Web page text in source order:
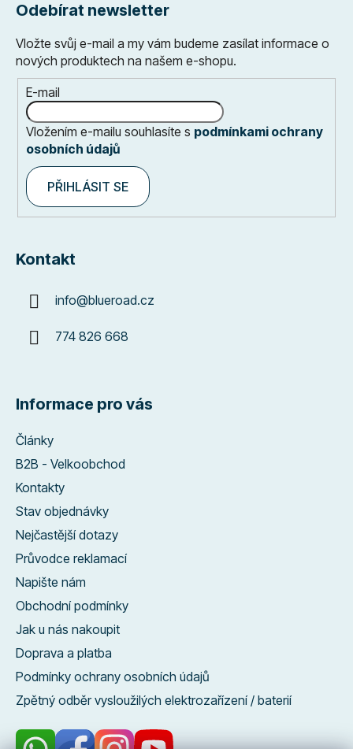
Odebírat newsletter
Vložte svůj e-mail a my vám budeme zasílat informace o
nových produktech na našem e-shopu.
E-mail
Vložením e-mailu souhlasíte s podmínkami ochrany
osobních údajů
PŘIHLÁSIT SE
Kontakt
info@blueroad.cz
774 826 668
Informace pro vás
Články
B2B - Velkoobchod
Kontakty
Stav objednávky
Nejčastější dotazy
Průvodce reklamací
Napište nám
Obchodní podmínky
Jak u nás nakoupit
Doprava a platba
Podmínky ochrany osobních údajů
Zpětný odběr vysloužilých elektrozařízení / baterií